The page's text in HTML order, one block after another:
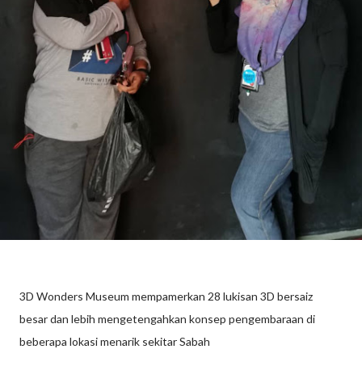
3D Wonders Museum mempamerkan 28 lukisan 3D bersaiz
besar dan lebih mengetengahkan konsep pengembaraan di
beberapa lokasi menarik sekitar Sabah